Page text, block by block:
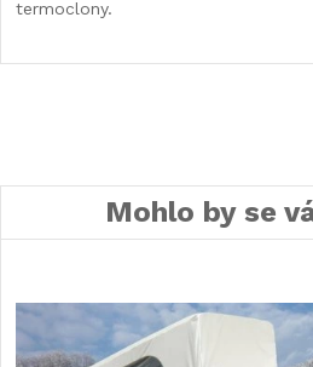
termoclony.
Mohlo by se